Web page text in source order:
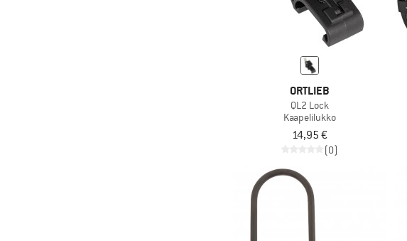
ORTLIEB
QL2 Lock
Kaapelilukko
14,95 €
(0)